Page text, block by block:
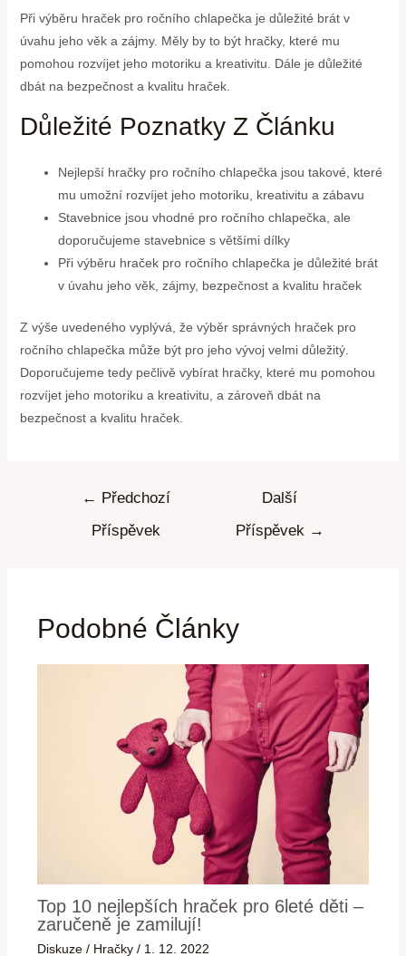
Při výběru hraček pro ročního chlapečka je důležité brát v
úvahu jeho věk a zájmy. Měly by to být hračky, které mu
pomohou rozvíjet jeho motoriku a kreativitu. Dále je důležité
dbát na bezpečnost a kvalitu hraček.
Důležité Poznatky Z Článku
Nejlepší hračky pro ročního chlapečka jsou takové, které
mu umožní rozvíjet jeho motoriku, kreativitu a zábavu
Stavebnice jsou vhodné pro ročního chlapečka, ale
doporučujeme stavebnice s většími dílky
Při výběru hraček pro ročního chlapečka je důležité brát
v úvahu jeho věk, zájmy, bezpečnost a kvalitu hraček
Z výše uvedeného vyplývá, že výběr správných hraček pro
ročního chlapečka může být pro jeho vývoj velmi důležitý.
Doporučujeme tedy pečlivě vybírat hračky, které mu pomohou
rozvíjet jeho motoriku a kreativitu, a zároveň dbát na
bezpečnost a kvalitu hraček.
← Předchozí
Příspěvek
Další
Příspěvek →
Podobné Články
Top 10 nejlepších hraček pro 6leté děti –
zaručeně je zamilují!
Diskuze / Hračky / 1. 12. 2022